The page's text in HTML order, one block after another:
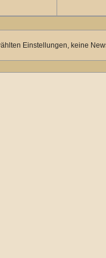
Einstellungen, keine